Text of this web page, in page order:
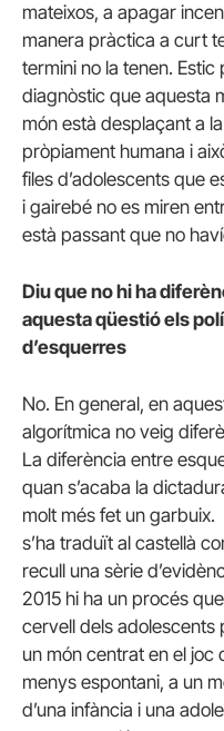
mateixos, a apagar
manera pràctica a curt
termini no la tenen.
diagnòstic que aquesta
món està desplaçant a
pròpiament humana i
files d’adolescents que
i gairebé no es miren
està passant que no
Diu que no hi ha
aquesta qüestió els
d’esquerres
No. En general, en
algorítmica no veig
La diferència entre
quan s’acaba la
molt més fet un
s’ha traduït al castellà
recull una sèrie
2015 hi ha un procés
cervell dels adolescents
un món centrat en el joc
menys espontani, a un
d’una infància i una